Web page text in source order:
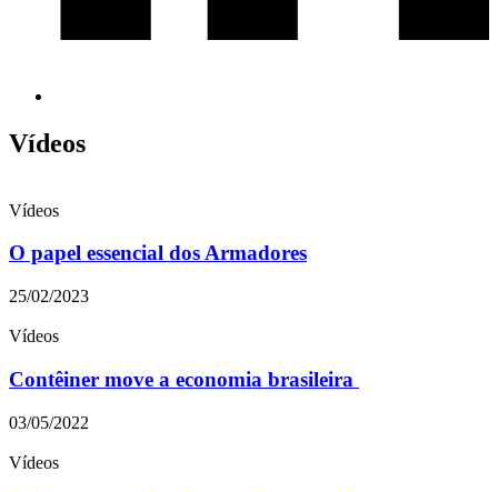
Vídeos
Vídeos
O papel essencial dos Armadores
25/02/2023
Vídeos
Contêiner move a economia brasileira
03/05/2022
Vídeos